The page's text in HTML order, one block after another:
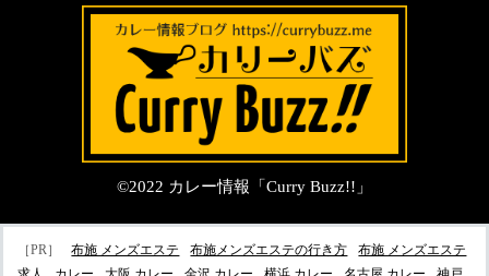
©2022 カレー情報「Curry Buzz!!」
［PR］ 布施 メンズエステ 布施メンズエステの行き方
布施 メンズエステ